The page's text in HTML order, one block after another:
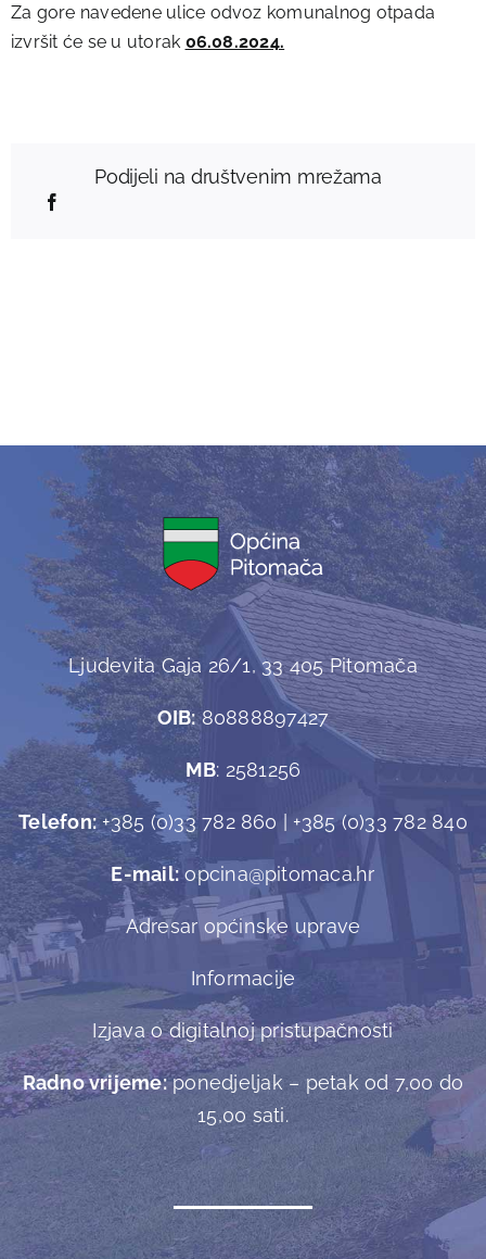
Za gore navedene ulice odvoz komunalnog otpada
izvršit će se u utorak 06.08.2024.
Podijeli na društvenim mrežama
Ljudevita Gaja 26/1, 33 405 Pitomača
OIB:80888897427
MB: 2581256
Telefon:+385 (0)33 782 860 | +385 (0)33 782 840
E-mail:opcina@pitomaca.hr
Adresar općinske uprave
Informacije
Izjava o digitalnoj pristupačnosti
Radno vrijeme:ponedjeljak – petak od 7,00 do
15,00 sati.